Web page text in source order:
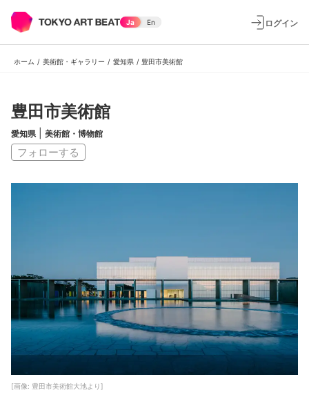
Ja En ログイン
ホーム / 美術館・ギャラリー / 愛知県 / 豊田市美術館
豊田市美術館
愛知県 美術館・博物館
フォローする
[画像: 豊田市美術館大池より]